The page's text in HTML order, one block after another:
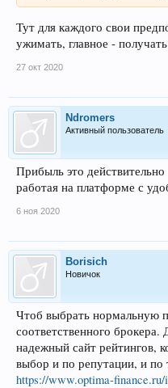
Тут для каждого свои
ужимать, главное -
27 окт 2020
Ndromers
Активный пользователь
Прибыль это
работая на платформе с
6 ноя 2020
Borisich
Новичок
Чтоб выбрать нормальную
соответственного брокера.
надежный сайт рейтингов,
выбор и по репутации, и по
https://www.optima-